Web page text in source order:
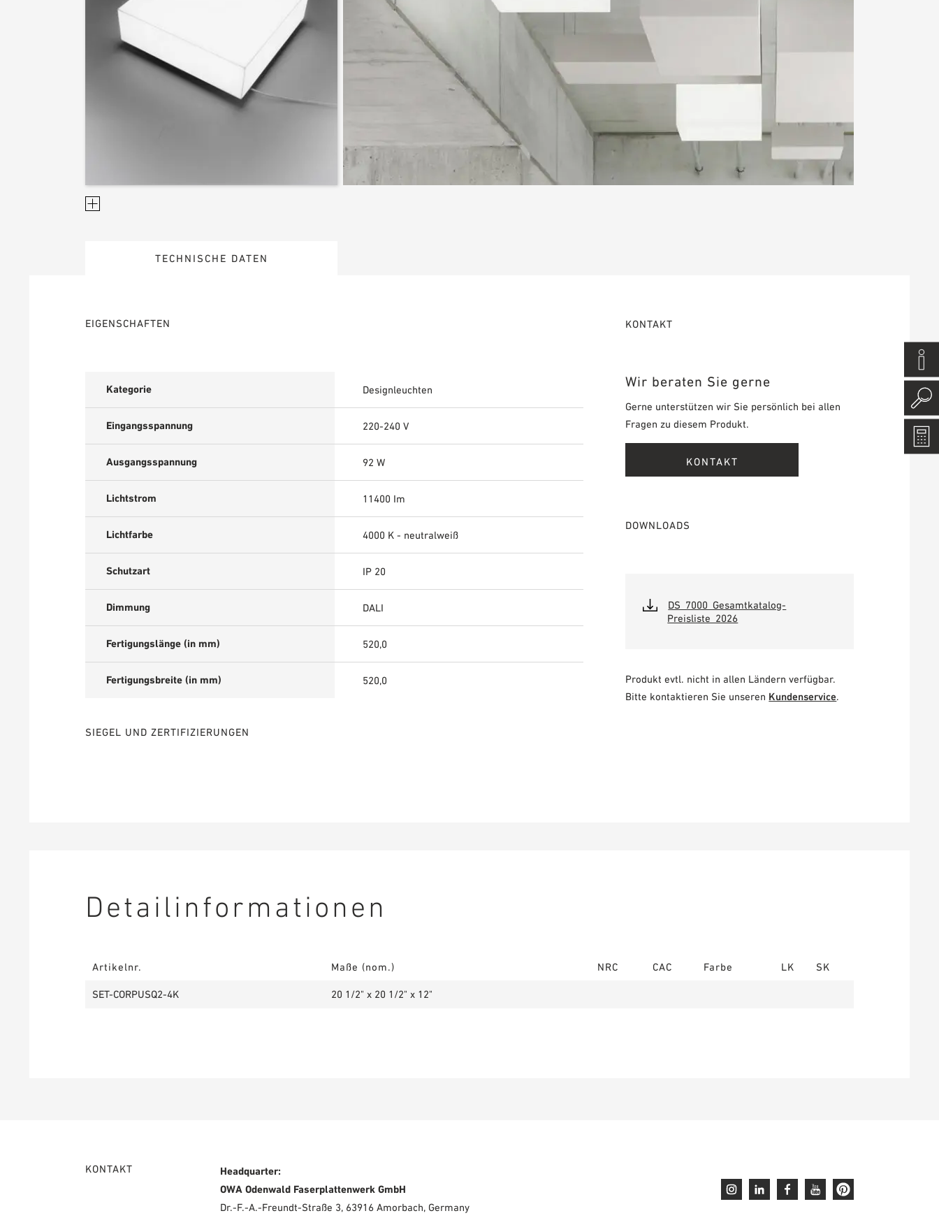
TECHNISCHE DATEN
EIGENSCHAFTEN
Kategorie Designleuchten
Eingangsspannung 220-240 V
Ausgangsspannung 92 W
Lichtstrom 11400 Im
Lichtfarbe 4000 K - neutralweiß
Schutzart IP 20
Dimmung DALI
Fertigungslänge (in mm) 520,0
Fertigungsbreite (in mm) 520,0
SIEGEL UND ZERTIFIZIERUNGEN
KONTAKT
Wir beraten Sie gerne
Gerne unterstützen wir Sie persönlich bei allen
Fragen zu diesem Produkt.
KONTAKT
DOWNLOADS
DS_7000_Gesamtkatalog-
Preisliste_2026
Produkt evtl. nicht in allen Ländern verfügbar.
Bitte kontaktieren Sie unseren Kundenservice.
Detailinformationen
Artikelnr. Maße (nom.) NRC CAC Farbe LK SK
SET-CORPUSQ2-4K 20 1/2" x 20 1/2" x 12"
KONTAKT
Headquarter:
OWA Odenwald Faserplattenwerk GmbH
Dr.-F.-A.-Freundt-Straße 3, 63916 Amorbach, Germany